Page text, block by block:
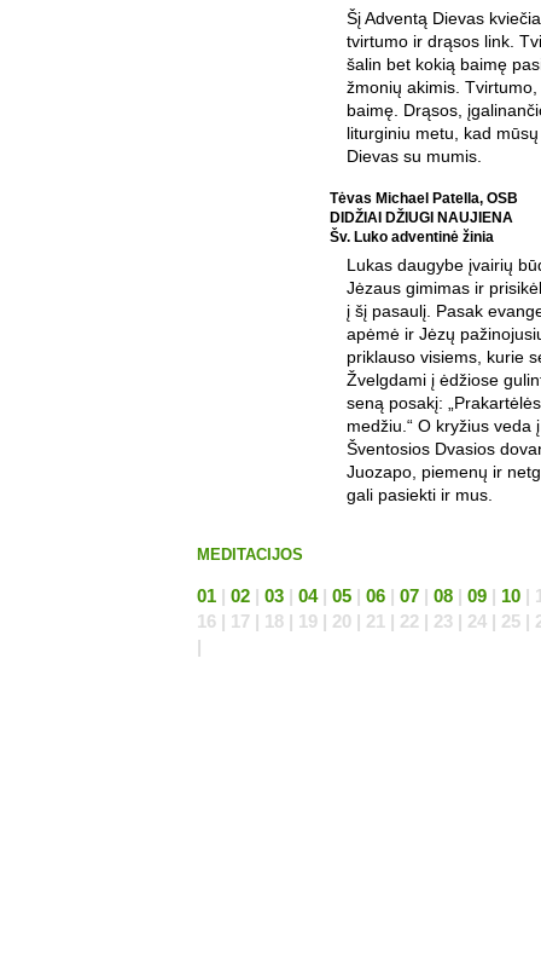
Šį Adventą Dievas
tvirtumo ir drąsos link.
šalin bet kokią baimę
žmonių akimis.
baimę. Drąsos,
liturginiu metu, kad
Dievas su mumis.
Tėvas Michael Patella, OSB
DIDŽIAI DŽIUGI NAUJIENA
Šv. Luko adventinė žinia
Lukas daugybe įvairių
Jėzaus gimimas ir
į šį pasaulį. Pasak
apėmė ir Jėzų
priklauso visiems, kurie
Žvelgdami į ėdžiose
seną posakį:
medžiu.“ O kryžius veda
Šventosios Dvasios
Juozapo, piemenų ir
gali pasiekti ir mus.
MEDITACIJOS
01 | 02 | 03 | 04| 05 | 06 | 07 | 08 | 09 | 10 |
16 | 17 | 18 | 19 | 20 | 21 | 22 | 23 | 24 | 25 |
|